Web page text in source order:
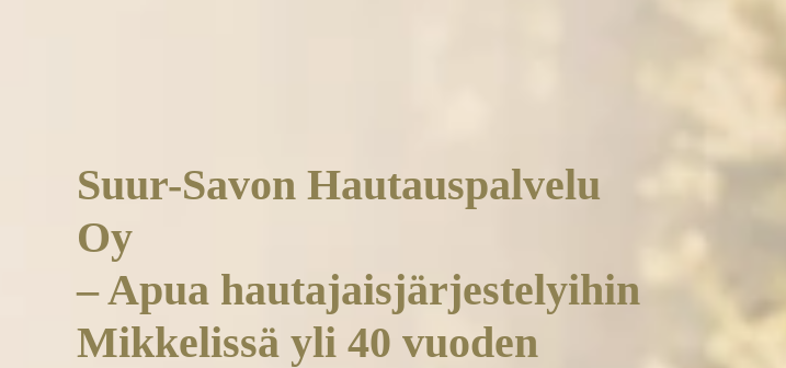
Suur-Savon Hautauspalvelu
Oy
– Apua hautajaisjärjestelyihin
Mikkelissä yli 40 vuoden